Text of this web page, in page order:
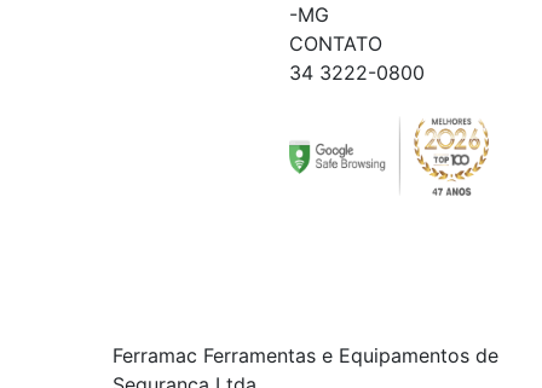
-MG
CONTATO
34 3222-0800
Ferramac Ferramentas e Equipamentos de